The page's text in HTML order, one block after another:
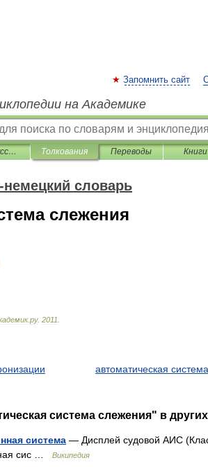
Запомнить сайт
на Академике
Универсальный русско-немецкий словарь Толкования Переводы Книги
словарь
слежения
.ру. 2011
автоматическая
система слежения" в
система — Дисплей судовой АИС
сис …
Википедия